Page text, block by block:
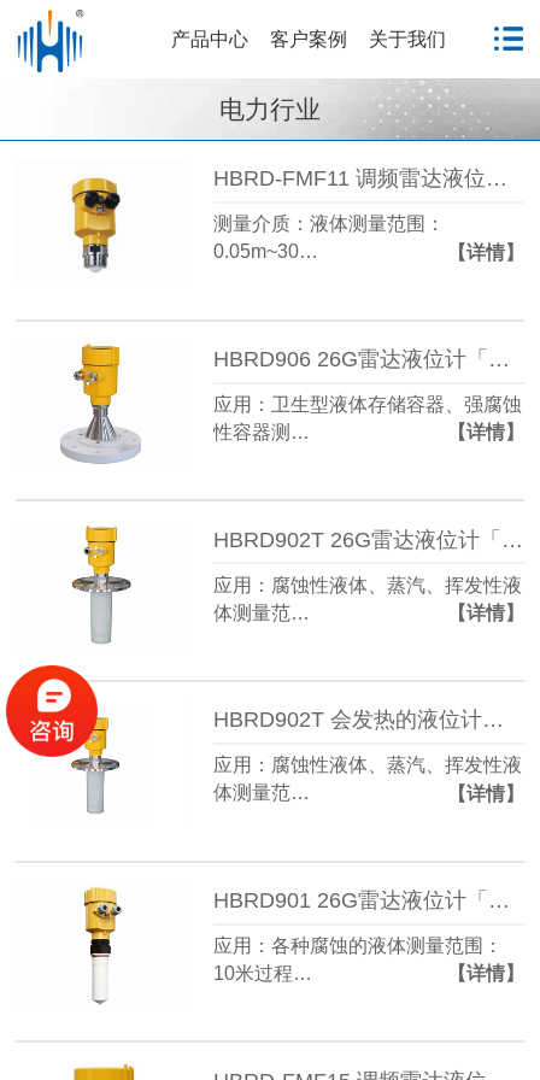
产品中心 客户案例 关于我们
电力行业
HBRD-FMF11 调频雷达液位计「防腐型」电力行业
测量介质：液体测量范围：
0.05m~30…
【详情】
HBRD906 26G雷达液位计「防腐型」电力行业
应用：卫生型液体存储容器、强腐蚀
性容器测…
【详情】
HBRD902T 26G雷达液位计「防腐型」电力行业
应用：腐蚀性液体、蒸汽、挥发性液
体测量范…
【详情】
HBRD902T 会发热的液位计「防腐型」电力行业
应用：腐蚀性液体、蒸汽、挥发性液
体测量范…
【详情】
HBRD901 26G雷达液位计「防腐型」电力行业
应用：各种腐蚀的液体测量范围：
10米过程…
【详情】